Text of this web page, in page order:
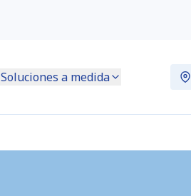
Soluciones a medida